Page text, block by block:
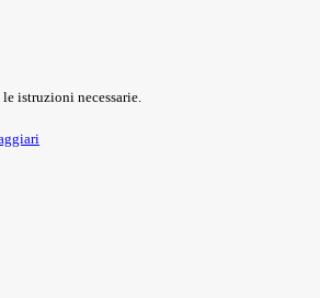
istruzioni necessarie.